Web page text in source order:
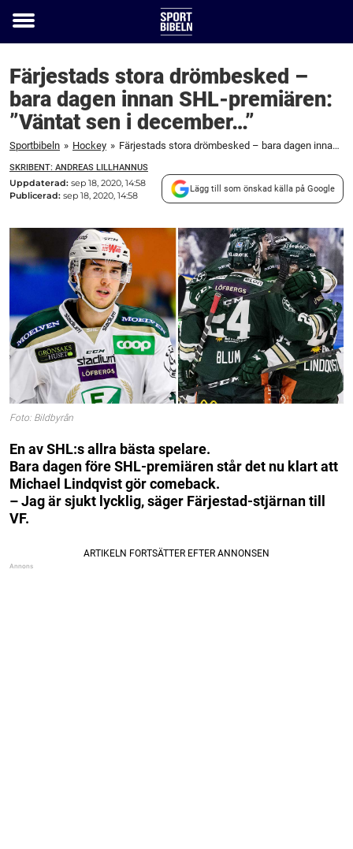
Toggle
Färjestads stora drömbesked –
bara dagen innan SHL-premiären:
”Väntat sen i december…”
Sportbibeln » Hockey » Färjestads stora drömbesked – bara dagen innan SHL-premiären: ”Väntat sen i december...”
SKRIBENT: ANDREAS LILLHANNUS
Uppdaterad: sep 18, 2020, 14:58
Publicerad: sep 18, 2020, 14:58
Lägg till som önskad källa på Google
Foto: Bildbyrån
En av SHL:s allra bästa spelare.
Bara dagen före SHL-premiären står det nu klart att
Michael Lindqvist gör comeback.
– Jag är sjukt lycklig, säger Färjestad-stjärnan till
VF.